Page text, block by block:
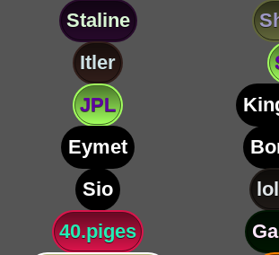
Staline
Itler
JPL
Eymet
Sio
40.piges